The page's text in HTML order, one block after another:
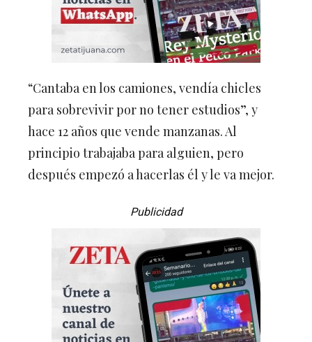
“Cantaba en los camiones, vendía chicles
para sobrevivir por no tener estudios”, y
hace 12 años que vende manzanas. Al
principio trabajaba para alguien, pero
después empezó a hacerlas él y le va mejor.
Publicidad